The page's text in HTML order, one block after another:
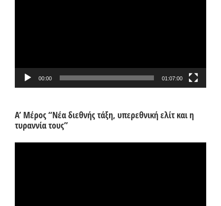
00:00 01:07:00
Α’ Μέρος “Νέα διεθνής τάξη, υπερεθνική ελίτ και η
τυραννία τους”